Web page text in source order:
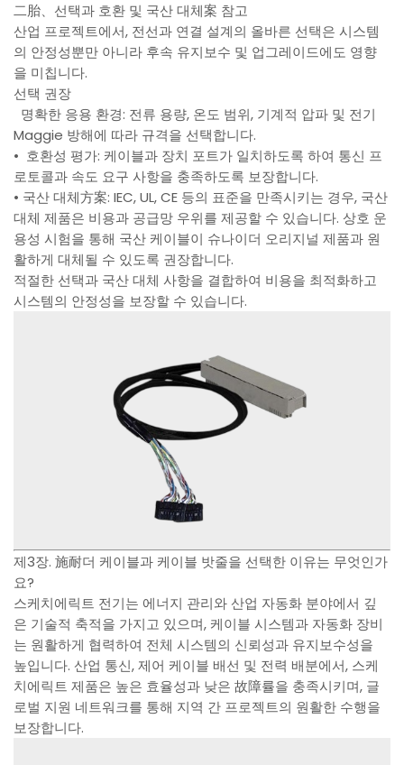
二胎、선택과 호환 및 국산 대체案 참고
산업 프로젝트에서, 전선과 연결 설계의 올바른 선택은 시스템
의 안정성뿐만 아니라 후속 유지보수 및 업그레이드에도 영향
을 미칩니다.
선택 권장
명확한 응용 환경: 전류 용량, 온도 범위, 기계적 압파 및 전기
Maggie 방해에 따라 규격을 선택합니다.
• 호환성 평가: 케이블과 장치 포트가 일치하도록 하여 통신 프
로토콜과 속도 요구 사항을 충족하도록 보장합니다.
• 국산 대체方案: IEC, UL, CE 등의 표준을 만족시키는 경우, 국산
대체 제품은 비용과 공급망 우위를 제공할 수 있습니다. 상호 운
용성 시험을 통해 국산 케이블이 슈나이더 오리지널 제품과 원
활하게 대체될 수 있도록 권장합니다.
적절한 선택과 국산 대체 사항을 결합하여 비용을 최적화하고
시스템의 안정성을 보장할 수 있습니다.
제3장. 施耐더 케이블과 케이블 밧줄을 선택한 이유는 무엇인가
요?
스케치에릭트 전기는 에너지 관리와 산업 자동화 분야에서 깊
은 기술적 축적을 가지고 있으며, 케이블 시스템과 자동화 장비
는 원활하게 협력하여 전체 시스템의 신뢰성과 유지보수성을
높입니다. 산업 통신, 제어 케이블 배선 및 전력 배분에서, 스케
치에릭트 제품은 높은 효율성과 낮은 故障률을 충족시키며, 글
로벌 지원 네트워크를 통해 지역 간 프로젝트의 원활한 수행을
보장합니다.